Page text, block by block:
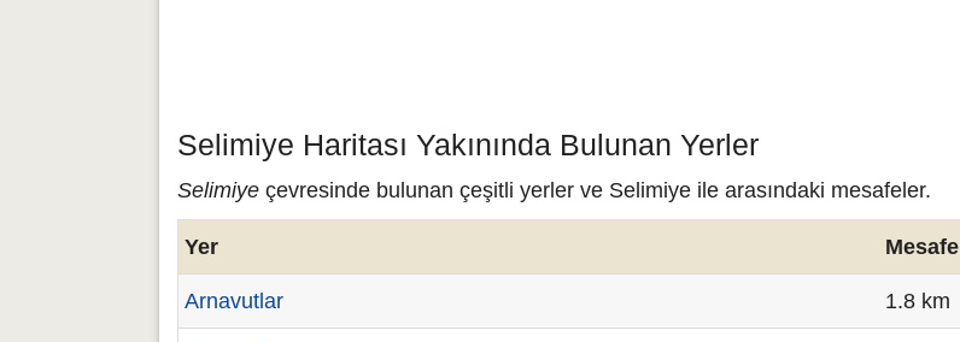
Selimiye Haritası Yakınında Bulunan Yerler
Selimiye çevresinde bulunan çeşitli yerler ve Selimiye ile arasındaki mesafeler.
Yer Mesafe
Arnavutlar 1.8 km